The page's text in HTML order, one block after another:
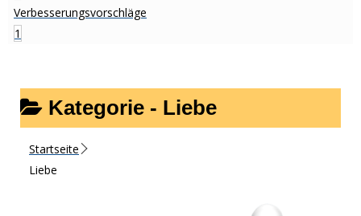
Verbesserungsvorschläge
1
Kategorie - Liebe
Startseite
Liebe